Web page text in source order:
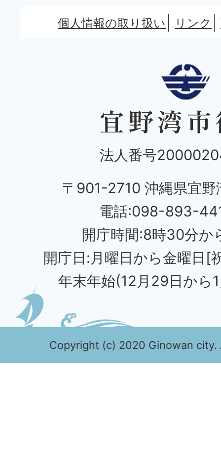
個人情報の取り扱い リンク
法人番号
〒901-2710 沖縄県宜野
電話:098-893-
開庁時間:8時30分か
開庁日:月曜日から金曜日[
年末年始(12月29日から
Copyright (c) 2020 Ginowan city.